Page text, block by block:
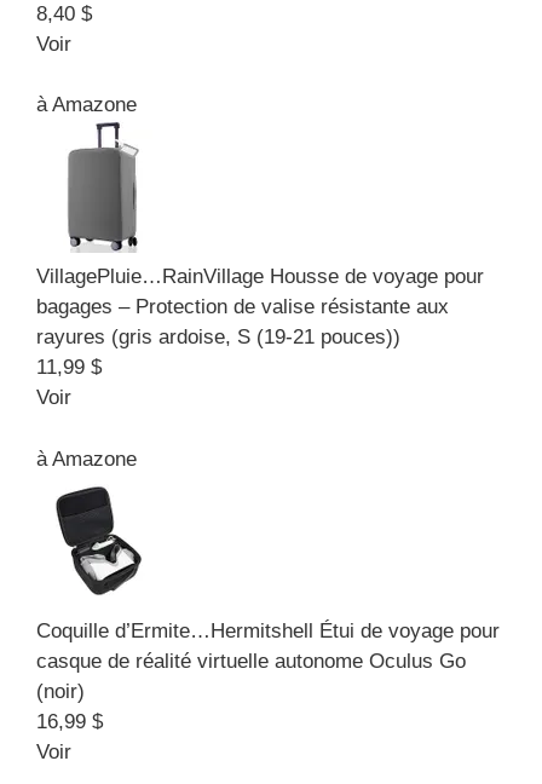
8,40 $
Voir
àAmazone
VillagePluie… RainVillage Housse de voyage pour
bagages – Protection de valise résistante aux
rayures (gris ardoise, S (19-21 pouces))
11,99 $
Voir
àAmazone
Coquille d’Ermite…Hermitshell Étui de voyage pour
casque de réalité virtuelle autonome Oculus Go
(noir)
16,99 $
Voir